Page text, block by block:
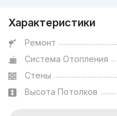
Характеристики
Ремонт
Система Отопления
Стены
Высота Потолков